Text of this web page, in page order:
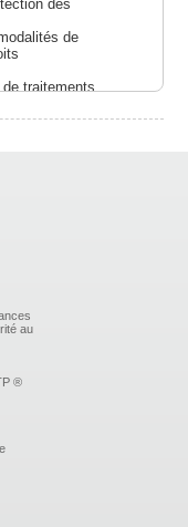
des
de
traitements
(PIA)
PROCESSUS
humains et
par la
intérieur,
avec les
au
®